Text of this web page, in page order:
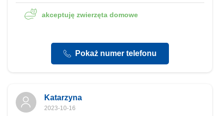
akceptuję zwierzęta domowe
Pokaż numer telefonu
Katarzyna
2023-10-16